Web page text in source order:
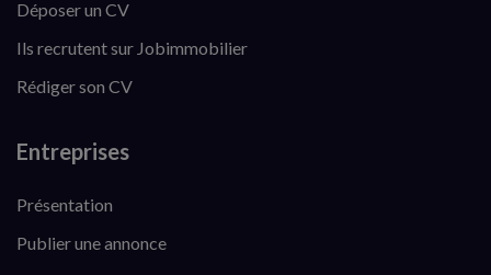
Déposer un CV
Ils recrutent sur Jobimmobilier
Rédiger son CV
Entreprises
Présentation
Publier une annonce